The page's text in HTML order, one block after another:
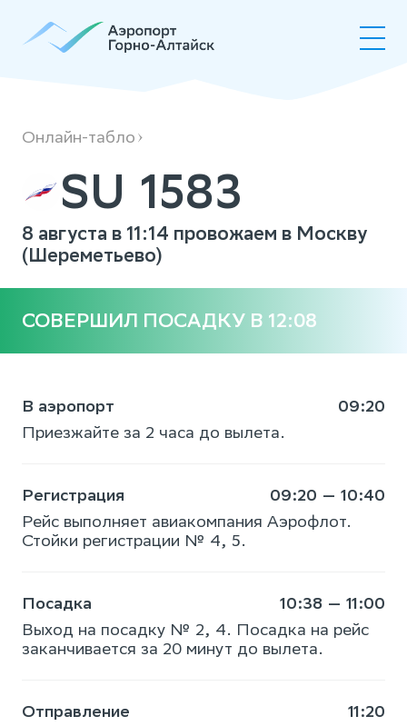
SU1583
Онлайн-табло
SU 1583
8 августа в 11:14 провожаем в Москву
(Шереметьево)
СОВЕРШИЛ ПОСАДКУ В 12:08
В аэропорт
09:20
Приезжайте за 2 часа до вылета.
Регистрация
09:20 — 10:40
Рейс выполняет авиакомпания Аэрофлот.
Стойки регистрации № 4, 5.
Посадка
10:38 — 11:00
Выход на посадку № 2, 4. Посадка на рейс
заканчивается за 20 минут до вылета.
Отправление
11:20